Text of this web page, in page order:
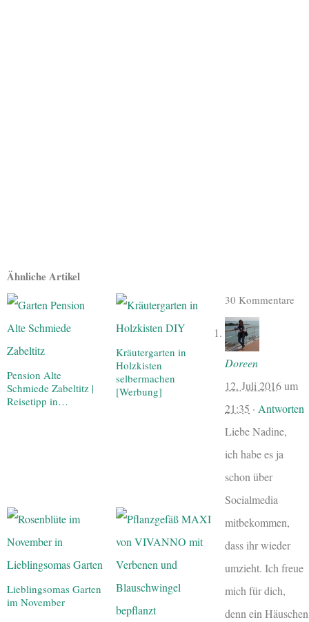
Ähnliche Artikel
Pension Alte
Schmiede Zabeltitz |
Reisetipp in…
Kräutergarten in
Holzkisten
selbermachen
[Werbung]
Lieblingsomas Garten
im November
30 Kommentare
Doreen
12. Juli 2016um
21:35 · Antworten
Liebe Nadine,
ich habe es ja
schon über
Socialmedia
mitbekommen,
dass ihr wieder
umzieht. Ich freue
mich für dich,
denn ein Häuschen